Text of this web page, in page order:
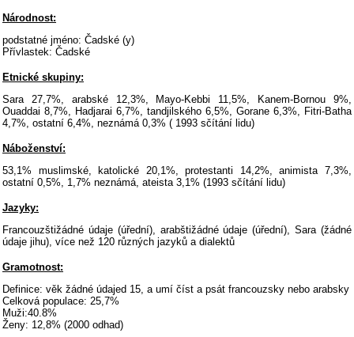
Národnost:
podstatné jméno: Čadské (y)
Přívlastek: Čadské
Etnické skupiny:
Sara 27,7%, arabské 12,3%, Mayo-Kebbi 11,5%, Kanem-Bornou 9%,
Ouaddai 8,7%, Hadjarai 6,7%, tandjilského 6,5%, Gorane 6,3%, Fitri-Batha
4,7%, ostatní 6,4%, neznámá 0,3% ( 1993 sčítání lidu)
Náboženství:
53,1% muslimské, katolické 20,1%, protestanti 14,2%, animista 7,3%,
ostatní 0,5%, 1,7% neznámá, ateista 3,1% (1993 sčítání lidu)
Jazyky:
Francouzštižádné údaje (úřední), arabštižádné údaje (úřední), Sara (žádné
údaje jihu), více než 120 různých jazyků a dialektů
Gramotnost:
Definice: věk žádné údajed 15, a umí číst a psát francouzsky nebo arabsky
Celková populace: 25,7%
Muži:40.8%
Ženy: 12,8% (2000 odhad)